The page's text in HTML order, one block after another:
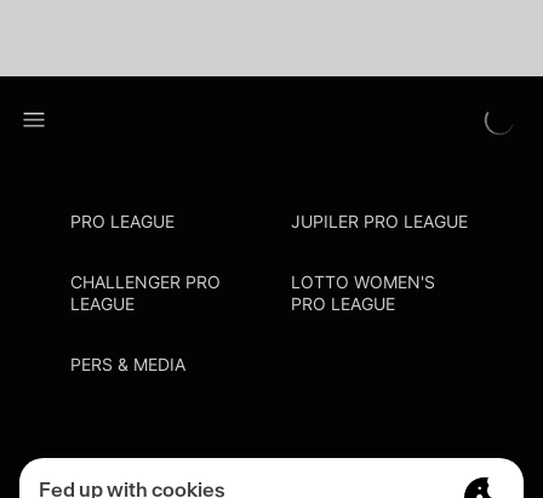
PRO LEAGUE JUPILER PRO LEAGUE
CHALLENGER PRO
LEAGUE
LOTTO WOMEN'S
PRO LEAGUE
PERS & MEDIA